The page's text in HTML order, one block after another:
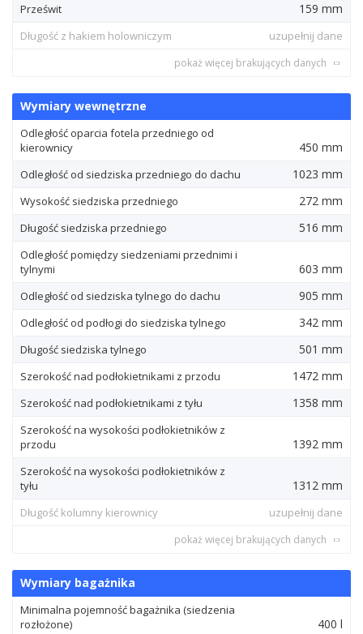
Prześwit 159 mm
Długość z hakiem holowniczym uzupełnij dane
pokaż więcej brakujących danych
Wymiary wewnętrzne
Odległość oparcia fotela przedniego od
kierownicy
450 mm
Odległość od siedziska przedniego do dachu 1023 mm
Wysokość siedziska przedniego 272 mm
Długość siedziska przedniego 516 mm
Odległość pomiędzy siedzeniami przednimi i
tylnymi
603 mm
Odległość od siedziska tylnego do dachu 905 mm
Odległość od podłogi do siedziska tylnego 342 mm
Długość siedziska tylnego 501 mm
Szerokość nad podłokietnikami z przodu 1472 mm
Szerokość nad podłokietnikami z tyłu 1358 mm
Szerokość na wysokości podłokietników z
przodu
1392 mm
Szerokość na wysokości podłokietników z
tyłu
1312 mm
Długość kolumny kierownicy uzupełnij dane
pokaż więcej brakujących danych
Wymiary bagażnika
Minimalna pojemność bagażnika (siedzenia
rozłożone)
400 l